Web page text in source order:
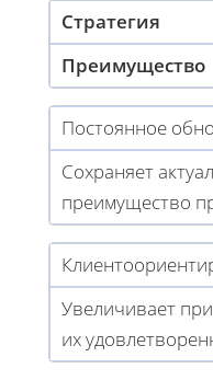
Стратегия
Преимущество
Постоянное
Сохраняет
преимущество
Увеличивает
их